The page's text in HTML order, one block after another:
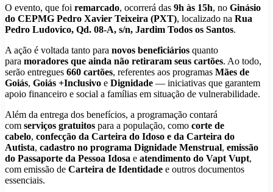
O evento, que foi remarcado, ocorrerá das 9h às 15h, no Ginásio
do CEPMG Pedro Xavier Teixeira (PXT), localizado na Rua
Pedro Ludovico, Qd. 08-A, s/n, Jardim Todos os Santos.
A ação é voltada tanto para novos beneficiários quanto
para moradores que ainda não retiraram seus cartões. Ao todo,
serão entregues 660 cartões, referentes aos programas Mães de
Goiás, Goiás +Inclusivo e Dignidade — iniciativas que garantem
apoio financeiro e social a famílias em situação de vulnerabilidade.
Além da entrega dos benefícios, a programação contará
com serviços gratuitos para a população, como corte de
cabelo, confecção da Carteira do Idoso e da Carteira do
Autista, cadastro no programa Dignidade Menstrual, emissão
do Passaporte da Pessoa Idosa e atendimento do Vapt Vupt,
com emissão de Carteira de Identidade e outros documentos
essenciais.